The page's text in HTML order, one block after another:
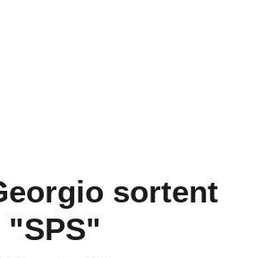
sortent
"SPS"